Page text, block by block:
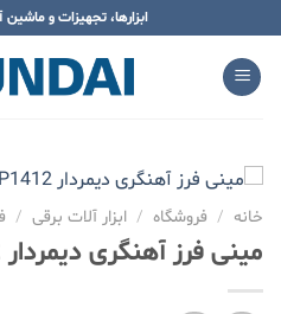
محتوا
بروید
ابزارها، تجهیزات و
خانه / فروشگاه / ابزار آلات برقی /
مینی فرز آهنگری دیمردار HP1412